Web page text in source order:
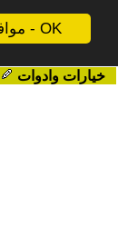
موافق - OK